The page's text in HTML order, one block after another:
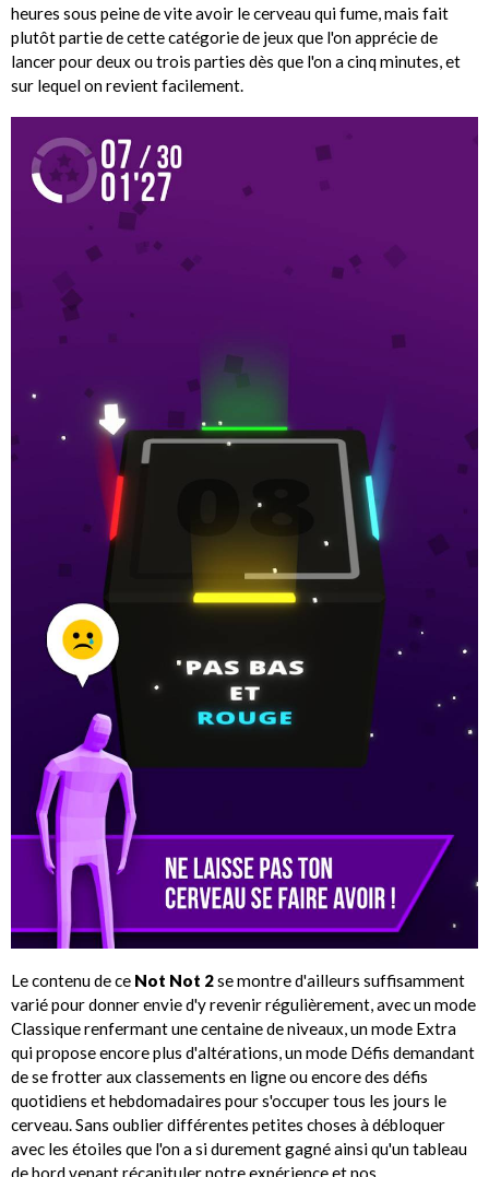
heures sous peine de vite avoir le cerveau qui fume, mais fait
plutôt partie de cette catégorie de jeux que l'on apprécie de
lancer pour deux ou trois parties dès que l'on a cinq minutes, et
sur lequel on revient facilement.
Le contenu de ce Not Not 2se montre d'ailleurs suffisamment
varié pour donner envie d'y revenir régulièrement, avec un mode
Classique renfermant une centaine de niveaux, un mode Extra
qui propose encore plus d'altérations, un mode Défis demandant
de se frotter aux classements en ligne ou encore des défis
quotidiens et hebdomadaires pour s'occuper tous les jours le
cerveau. Sans oublier différentes petites choses à débloquer
avec les étoiles que l'on a si durement gagné ainsi qu'un tableau
de bord venant récapituler notre expérience et nos